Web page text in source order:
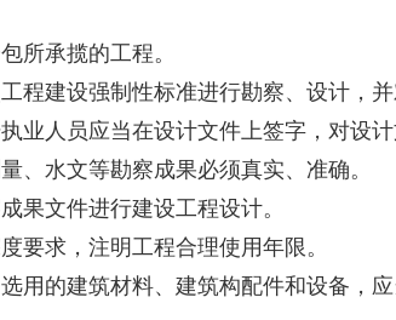
承揽的工程。
设强制性标准进行勘察、设计，并
人员应当在设计文件上签字，对设计
水文等勘察成果必须真实、准确。
文件进行建设工程设计。
求，注明工程合理使用年限。
建筑材料、建筑构配件和设备，应